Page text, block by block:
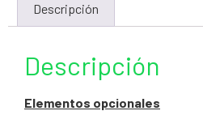
Descripción
Descripción
Elementos opcionales